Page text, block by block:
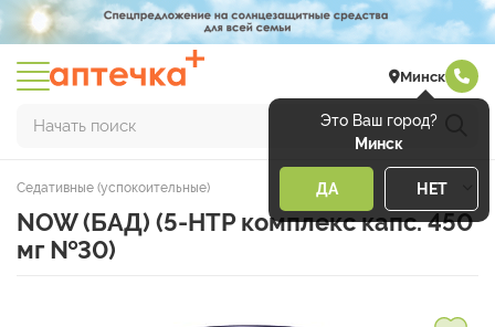
Минск
Это Ваш город?
Минск
ДА НЕТ
Начать поиск
Седативные (успокоительные)
NOW (БАД) (5-HTP комплекс капс. 450
мг №30)